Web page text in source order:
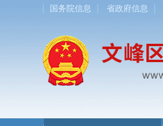
国务院信息 省政府信息